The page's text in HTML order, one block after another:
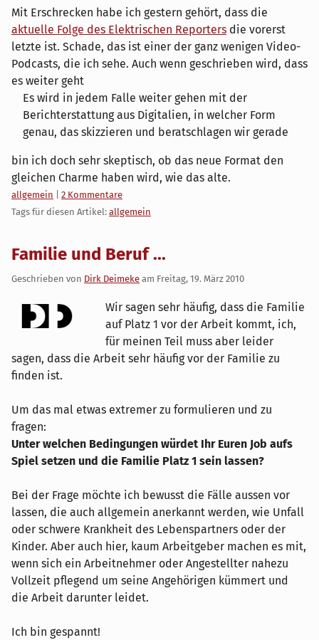
Mit Erschrecken habe ich gestern gehört, dass die
aktuelle Folge des Elektrischen Reporters die vorerst
letzte ist. Schade, das ist einer der ganz wenigen Video-
Podcasts, die ich sehe. Auch wenn geschrieben wird, dass
es weiter geht
Es wird in jedem Falle weiter gehen mit der
Berichterstattung aus Digitalien, in welcher Form
genau, das skizzieren und beratschlagen wir gerade
bin ich doch sehr skeptisch, ob das neue Format den
gleichen Charme haben wird, wie das alte.
Kategorien:
allgemein
2 Kommentare
Tags für diesen Artikel: allgemein
Familie und Beruf ...
Geschrieben von Dirk Deimeke am Freitag, 19. März 2010
Wir sagen sehr häufig, dass die Familie
auf Platz 1 vor der Arbeit kommt, ich,
für meinen Teil muss aber leider
sagen, dass die Arbeit sehr häufig vor der Familie zu
finden ist.
Um das mal etwas extremer zu formulieren und zu
fragen:
Unter welchen Bedingungen würdet Ihr Euren Job aufs
Spiel setzen und die Familie Platz 1 sein lassen?
Bei der Frage möchte ich bewusst die Fälle aussen vor
lassen, die auch allgemein anerkannt werden, wie Unfall
oder schwere Krankheit des Lebenspartners oder der
Kinder. Aber auch hier, kaum Arbeitgeber machen es mit,
wenn sich ein Arbeitnehmer oder Angestellter nahezu
Vollzeit pflegend um seine Angehörigen kümmert und
die Arbeit darunter leidet.
Ich bin gespannt!